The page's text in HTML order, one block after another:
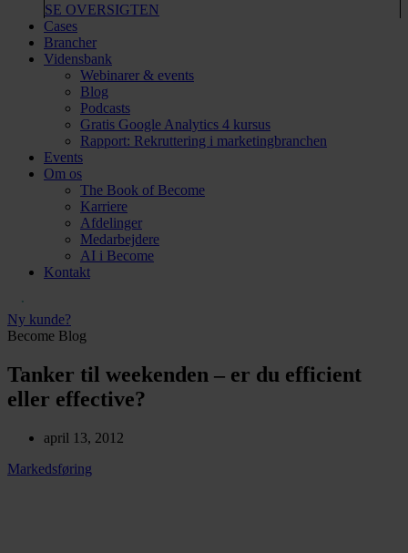
SE OVERSIGTEN
Cases
Brancher
Vidensbank
Webinarer & events
Blog
Podcasts
Gratis Google Analytics 4 kursus
Rapport: Rekruttering i marketingbranchen
Events
Om os
The Book of Become
Karriere
Afdelinger
Medarbejdere
AI i Become
Kontakt
Ny kunde?
Become Blog
Tanker til weekenden – er du efficient
eller effective?
april 13, 2012
Markedsføring